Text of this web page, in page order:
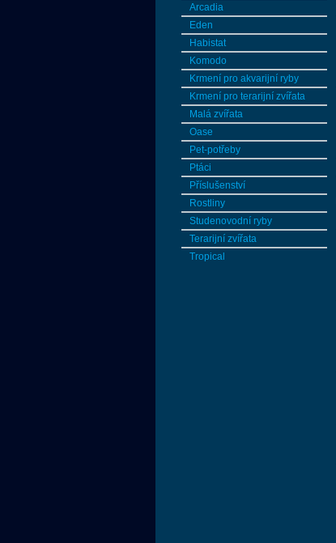
Arcadia
Eden
Habistat
Komodo
Krmení pro akvarijní ryby
Krmení pro terarijní zvířata
Malá zvířata
Oase
Pet-potřeby
Ptáci
Příslušenství
Rostliny
Studenovodní ryby
Terarijní zvířata
Tropical